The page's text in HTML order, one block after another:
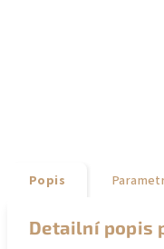
Popis
Detailní popis